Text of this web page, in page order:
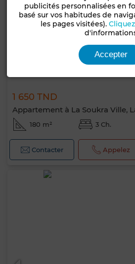
1 650 TND
Appartement à La Soukra Ville,
180 m² 3 Ch.
Contacter Appelez
publicités personnalisées en
basé sur vos habitudes de
les pages visitées).
Accepter